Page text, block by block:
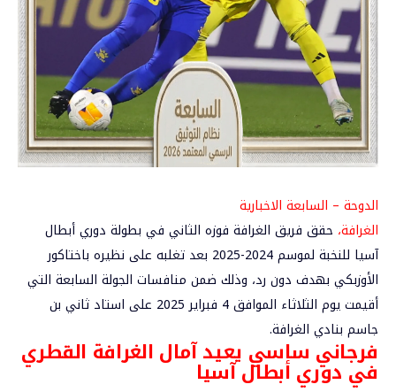
الدوحة – السابعة الاخبارية
الغرافة، حقق فريق الغرافة فوزه الثاني في بطولة دوري أبطال
آسيا للنخبة لموسم 2024-2025 بعد تغلبه على نظيره باختاكور
الأوزبكي بهدف دون رد، وذلك ضمن منافسات الجولة السابعة التي
أقيمت يوم الثلاثاء الموافق 4 فبراير 2025 على استاد ثاني بن
جاسم بنادي الغرافة.
فرجاني ساسي يعيد آمال الغرافة القطري
في دوري أبطال آسيا